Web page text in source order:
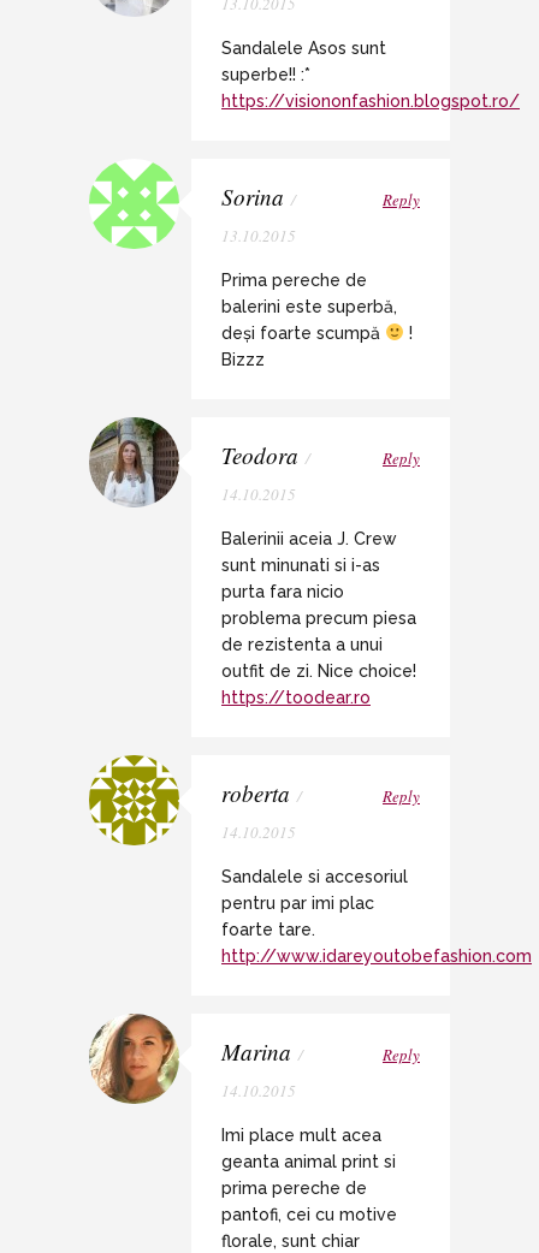
Sandalele Asos sunt
superbe!! :*
https://visiononfashion.blogspot.ro/
Sorina /
13.10.2015
Reply
Prima pereche de
balerini este superbă,
deși foarte scumpă
!
Bizzz
Teodora /
14.10.2015
Reply
Balerinii aceia J. Crew
sunt minunati si i-as
purta fara nicio
problema precum piesa
de rezistenta a unui
outfit de zi. Nice choice!
https://toodear.ro
roberta /
14.10.2015
Reply
Sandalele si accesoriul
pentru par imi plac
foarte tare.
http://www.idareyoutobefashion.com
Marina /
14.10.2015
Reply
Imi place mult acea
geanta animal print si
prima pereche de
pantofi, cei cu motive
florale, sunt chiar